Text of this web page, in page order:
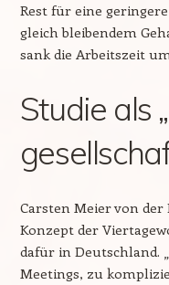
Rest für eine
gleich bleibendem
sank die Arbeitszeit
Studie als
Carsten Meier von
Konzept der
dafür in Deutschland.
Meetings, zu